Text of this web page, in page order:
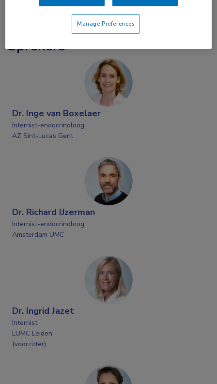
mellitus. Kortom, weer een boeiende en levendige
avond voor en door internisten!
Sprekers
Dr. Inge van Boxelaer
Internist-endocrinoloog
AZ Sint-Lucas Gent
Dr. Richard IJzerman
Internist-endocrinoloog
Amsterdam UMC
Dr. Ingrid Jazet
Internist
LUMC Leiden
(voorzitter)
Manage Preferences